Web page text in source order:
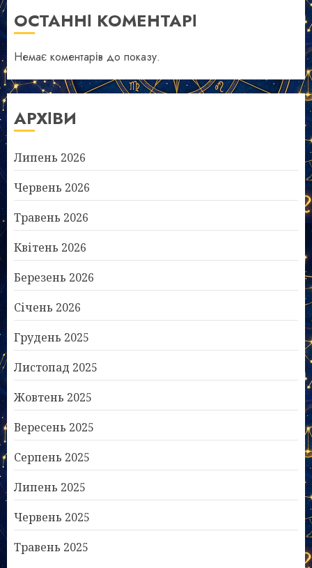
ОСТАННІ КОМЕНТАРІ
Немає коментарів до показу.
АРХІВИ
Липень 2026
Червень 2026
Травень 2026
Квітень 2026
Березень 2026
Січень 2026
Грудень 2025
Листопад 2025
Жовтень 2025
Вересень 2025
Серпень 2025
Липень 2025
Червень 2025
Травень 2025